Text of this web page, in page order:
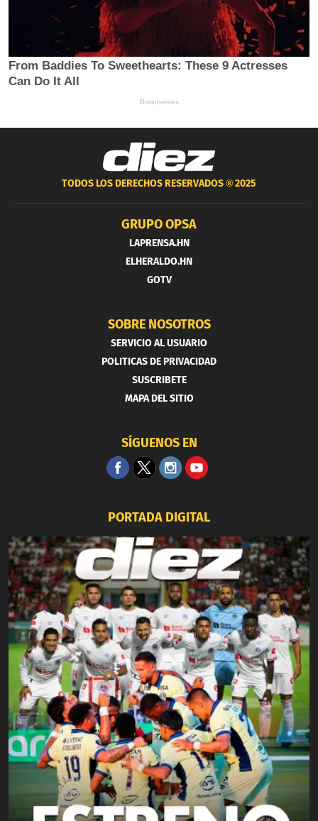
TODOS LOS DERECHOS RESERVADOS ®2025
GRUPO OPSA
LAPRENSA.HN
ELHERALDO.HN
GOTV
SOBRE NOSOTROS
SERVICIO AL USUARIO
POLITICAS DE PRIVACIDAD
SUSCRIBETE
MAPA DEL SITIO
SÍGUENOS EN
PORTADA DIGITAL